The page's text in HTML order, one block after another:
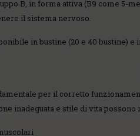
B, in forma attiva (B9 come 5-
il sistema nervoso.
in bustine (20 e 40 bustine)
per il corretto
inadeguata e stile di vita